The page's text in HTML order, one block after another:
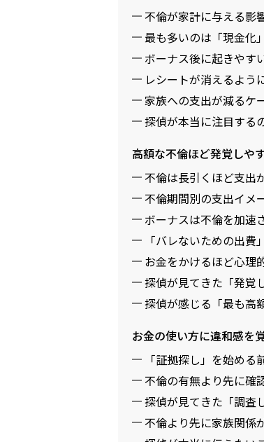
不倫が家計に与える影
最も多いのは「現金化」
ボーナス後に起きやす
レシートが消えるよう
家族への支出が減るケ
探偵が本当に注目する
高額な不倫ほど発覚しや
不倫は長引くほど支出
不倫期間別の支出イメ
ボーナスは不倫を加速
「バレないための出費
お金をかけるほど心理
探偵が見てきた「発覚
探偵が感じる「最も高
お金の使い方に違和感を
「証拠探し」を始める
不倫の有無より先に確
探偵が見てきた「調査
不倫より先に家族関係